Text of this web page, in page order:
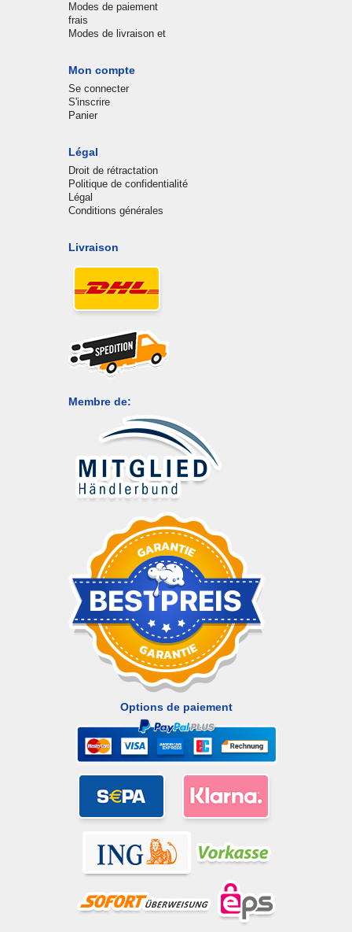
Modes de paiement
frais
Modes de livraison et
Mon compte
Se connecter
S'inscrire
Panier
Légal
Droit de rétractation
Politique de confidentialité
Légal
Conditions générales
Livraison
Membre de:
Options de paiement